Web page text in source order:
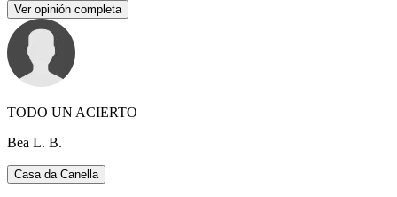
Ver opinión completa
TODO UN ACIERTO
Bea L. B.
Casa da Canella